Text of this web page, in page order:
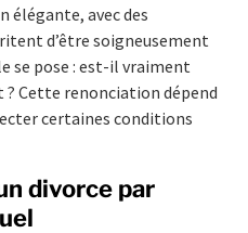
élégante, avec des
d’être soigneusement
se pose : est-il vraiment
? Cette renonciation dépend
certaines conditions
divorce par